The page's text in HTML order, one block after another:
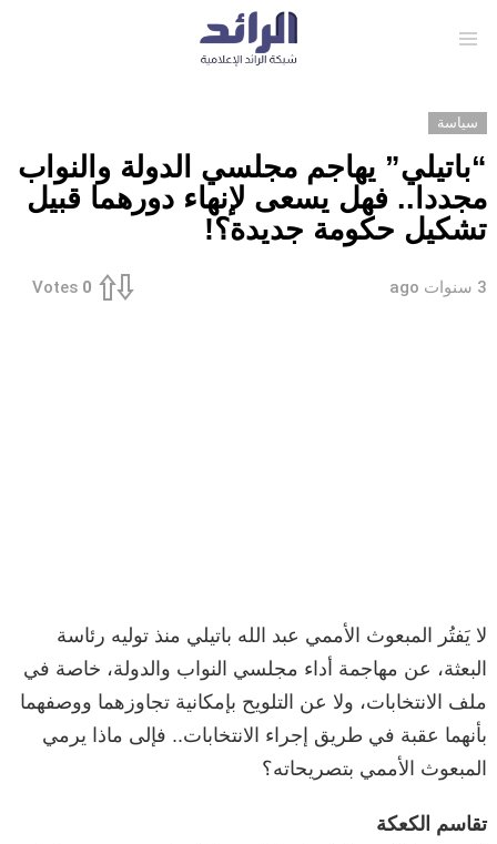
سياسة
“باتيلي” يهاجم مجلسي الدولة والنواب
مجددا.. فهل يسعى لإنهاء دورهما قبيل
تشكيل حكومة جديدة؟!
3 سنوات ago 0
Votes
لا يَفتُر المبعوث الأممي عبد الله باتيلي منذ توليه رئاسة
البعثة، عن مهاجمة أداء مجلسي النواب والدولة، خاصة في
ملف الانتخابات، ولا عن التلويح بإمكانية تجاوزهما ووصفهما
بأنهما عقبة في طريق إجراء الانتخابات.. فإلى ماذا يرمي
المبعوث الأممي بتصريحاته؟
تقاسم الكعكة